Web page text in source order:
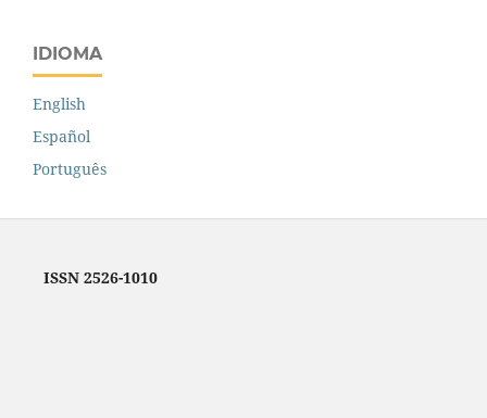
IDIOMA
English
Español
Português
ISSN 2526-1010